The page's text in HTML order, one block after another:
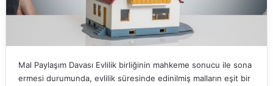
Mal Paylaşım Davası Evlilik birliğinin mahkeme sonucu ile sona
ermesi durumunda, evlilik süresinde edinilmiş malların eşit bir